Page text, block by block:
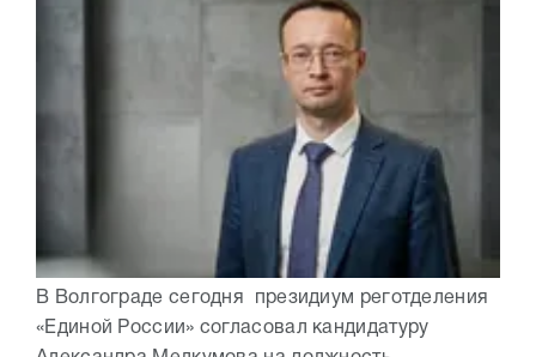
В Волгограде сегодня президиум реготделения
«Единой России» согласовал кандидатуру